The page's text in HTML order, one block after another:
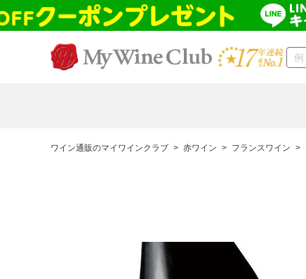
ワイン通販のマイワインクラブ > 赤ワイン > フランスワイン >